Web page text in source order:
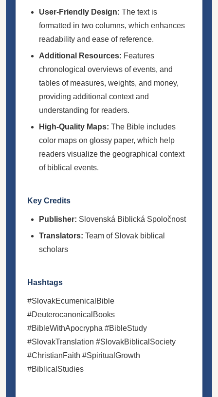
User-Friendly Design: The text is
formatted in two columns, which enhances
readability and ease of reference.
Additional Resources: Features
chronological overviews of events, and
tables of measures, weights, and money,
providing additional context and
understanding for readers.
High-Quality Maps: The Bible includes
color maps on glossy paper, which help
readers visualize the geographical context
of biblical events.
Key Credits
Publisher: Slovenská Biblická Spoločnost
Translators: Team of Slovak biblical
scholars
Hashtags
#SlovakEcumenicalBible
#DeuterocanonicalBooks
#BibleWithApocrypha #BibleStudy
#SlovakTranslation #SlovakBiblicalSociety
#ChristianFaith #SpiritualGrowth
#BiblicalStudies